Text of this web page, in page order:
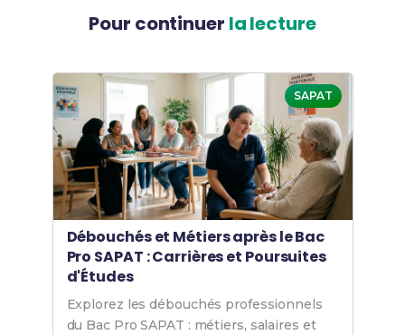
Pour continuer la lecture
SAPAT
Débouchés et Métiers après le Bac
Pro SAPAT : Carrières et Poursuites
d'Études
Explorez les débouchés professionnels
du Bac Pro SAPAT : métiers, salaires et